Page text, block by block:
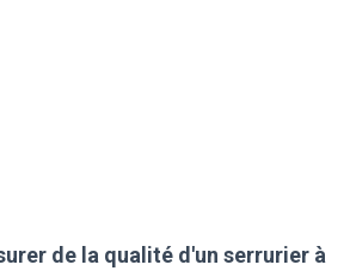
de la qualité d'un serrurier à